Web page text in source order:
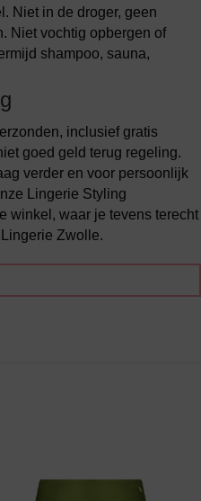
Niet in de droger, geen
Niet vochtig opbergen of
shampoo, sauna,
inclusief gratis
goed geld terug regeling.
verder en voor persoonlijk
Lingerie Styling
winkel, waar je tevens terecht
Zwolle.